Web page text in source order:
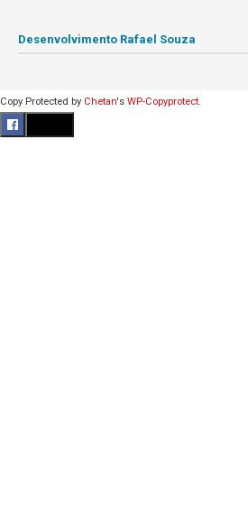
Desenvolvimento Rafael Souza
Copy Protected by Chetan's WP-Copyprotect.